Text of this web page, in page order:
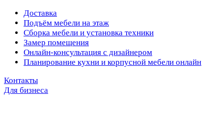
Доставка
Подъём мебели на этаж
Сборка мебели и установка техники
Замер помещения
Онлайн-консультация с дизайнером
Планирование кухни и корпусной мебели онлайн
Контакты
Для бизнеса